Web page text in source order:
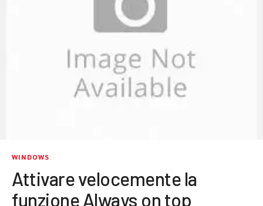
WINDOWS
Attivare velocemente la
funzione Always on top